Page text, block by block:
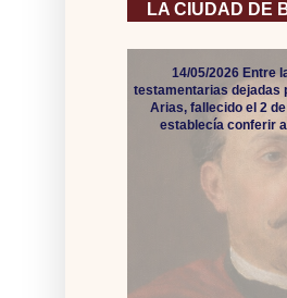
LA CIUDAD DE
14/05/2026 Entre
testamentarias dejadas
Arias, fallecido el 2
establecía conferir